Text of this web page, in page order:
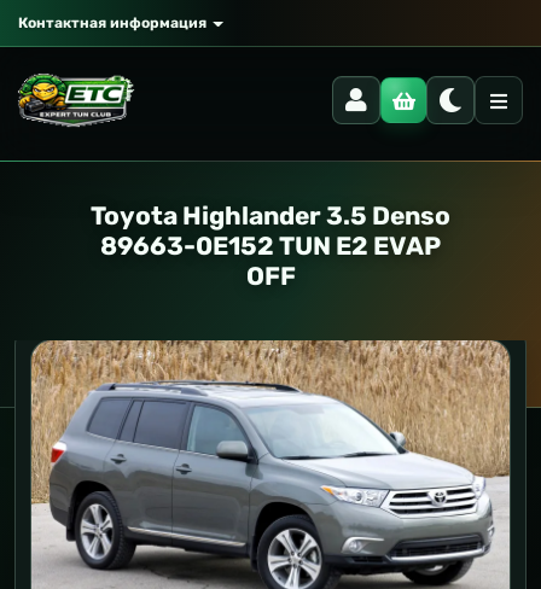
Контактная информация
Toyota Highlander 3.5 Denso
89663-0E152 TUN E2 EVAP
OFF